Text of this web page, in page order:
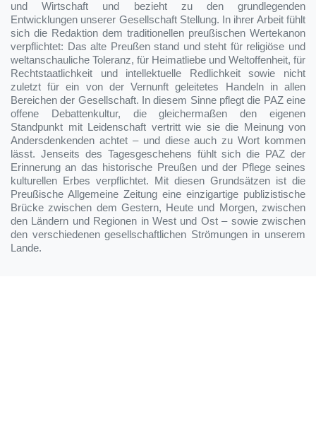
und Wirtschaft und bezieht zu den grundlegenden
Entwicklungen unserer Gesellschaft Stellung. In ihrer Arbeit fühlt
sich die Redaktion dem traditionellen preußischen Wertekanon
verpflichtet: Das alte Preußen stand und steht für religiöse und
weltanschauliche Toleranz, für Heimatliebe und Weltoffenheit, für
Rechtstaatlichkeit und intellektuelle Redlichkeit sowie nicht
zuletzt für ein von der Vernunft geleitetes Handeln in allen
Bereichen der Gesellschaft. In diesem Sinne pflegt die PAZ eine
offene Debattenkultur, die gleichermaßen den eigenen
Standpunkt mit Leidenschaft vertritt wie sie die Meinung von
Andersdenkenden achtet – und diese auch zu Wort kommen
lässt. Jenseits des Tagesgeschehens fühlt sich die PAZ der
Erinnerung an das historische Preußen und der Pflege seines
kulturellen Erbes verpflichtet. Mit diesen Grundsätzen ist die
Preußische Allgemeine Zeitung eine einzigartige publizistische
Brücke zwischen dem Gestern, Heute und Morgen, zwischen
den Ländern und Regionen in West und Ost – sowie zwischen
den verschiedenen gesellschaftlichen Strömungen in unserem
Lande.